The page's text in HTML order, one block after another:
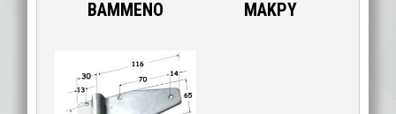
ΒΑΜΜΕΝΟ
ΜΑΚΡΥ